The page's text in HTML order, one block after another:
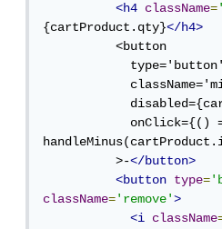
<h4
className=
{cartProduct.qty}</h4>
          <button
            type='button'
            className='minus'
            disabled={cartProduct.qty < 2}
            onClick={() =>
          >-
</button>
<button
type=
className='remove'>
<i
className